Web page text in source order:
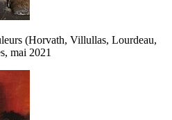
(Horvath, Villullas, Lourdeau,
mai 2021